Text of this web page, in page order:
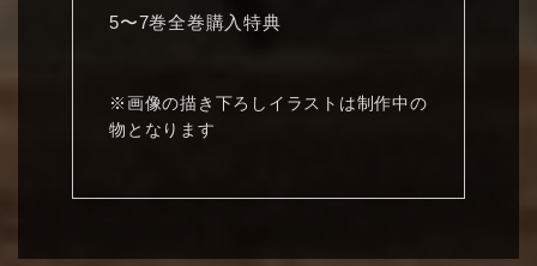
5〜7巻全巻購入特典
※画像の描き下ろしイラストは制作中の
物となります